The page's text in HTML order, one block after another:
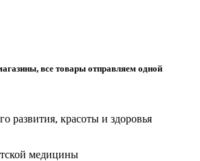
все товары отправляем одной
развития, красоты и здоровья
медицины